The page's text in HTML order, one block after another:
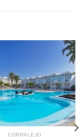
CORRALEJO